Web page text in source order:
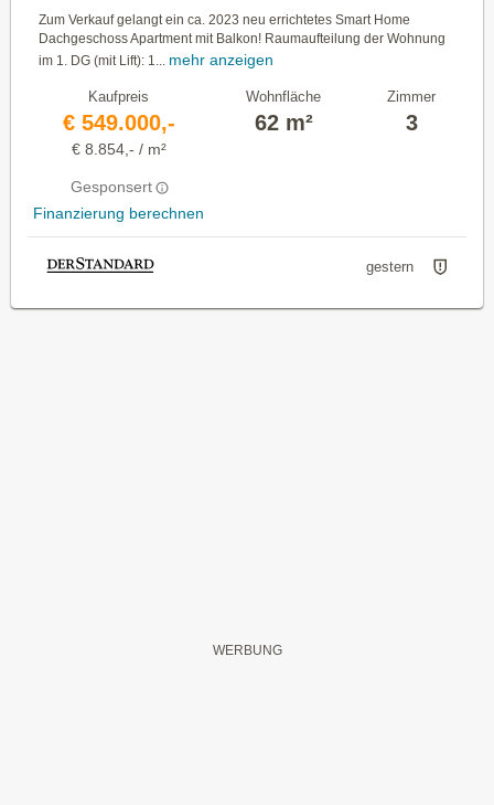
Zum Verkauf gelangt ein ca. 2023 neu errichtetes Smart Home
Dachgeschoss Apartment mit Balkon! Raumaufteilung der Wohnung
im 1. DG (mit Lift): 1... mehr anzeigen
Kaufpreis
€ 549.000,-
€ 8.854,- / m²
Gesponsert
Finanzierung berechnen
Wohnfläche
62 m²
Zimmer
3
gestern